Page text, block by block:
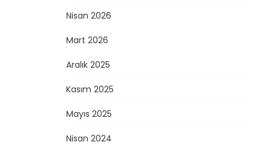
Nisan 2026
Mart 2026
Aralık 2025
Kasım 2025
Mayıs 2025
Nisan 2024